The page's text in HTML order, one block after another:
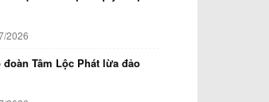
2026
Tâm Lộc Phát lừa đảo